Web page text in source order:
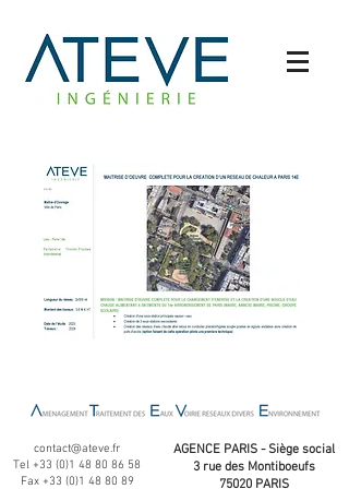
contact@ateve.fr
Tel +33 (0)1 48 80 86 58
Fax +33 (0)1 48 80 89
AGENCE PARIS - Siège social
3 rue des Montiboeufs
75020 PARIS